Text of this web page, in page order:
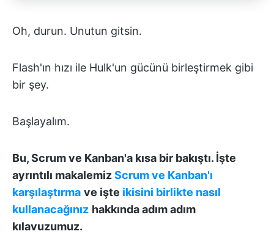
Oh, durun. Unutun gitsin.
Flash'ın hızı ile Hulk'un gücünü birleştirmek gibi
bir şey.
Başlayalım.
Bu, Scrum ve Kanban'a kısa bir bakıştı. İşte
ayrıntılı makalemizScrum ve Kanban'ı
karşılaştırma ve işte ikisini birlikte nasıl
kullanacağınız hakkında adım adım
kılavuzumuz.